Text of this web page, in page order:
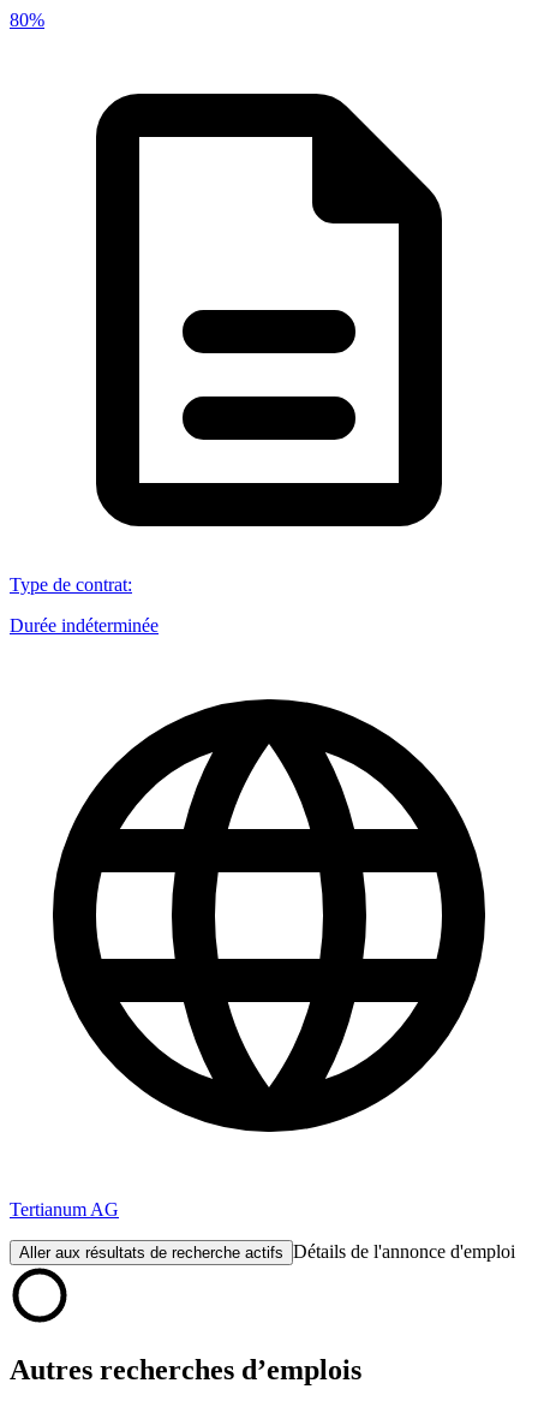
80%
Type de contrat:
Durée indéterminée
Tertianum AG
Aller aux résultats de recherche actifs Détails de l'annonce d'emploi
Autres recherches d’emplois